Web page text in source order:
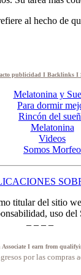
al hecho de
publicidad I Backlinks I
Melatonina y
Para dormir
Rincón del
Melatonina
Videos
Somos Morfeo
del sitio
uso del
– – – –
Associate I earn from
por las compras